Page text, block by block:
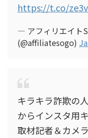
https://t.co/
— アフィリエイト
(@affiliatesogo)
キラキラ詐欺の
からインスタ用
取材記者＆カメ